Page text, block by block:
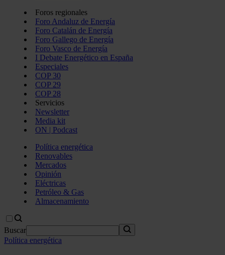
Foros regionales
Foro Andaluz de Energía
Foro Catalán de Energía
Foro Gallego de Energía
Foro Vasco de Energía
I Debate Energético en España
Especiales
COP 30
COP 29
COP 28
Servicios
Newsletter
Media kit
ON | Podcast
Política energética
Renovables
Mercados
Opinión
Eléctricas
Petróleo & Gas
Almacenamiento
Buscar
Política energética